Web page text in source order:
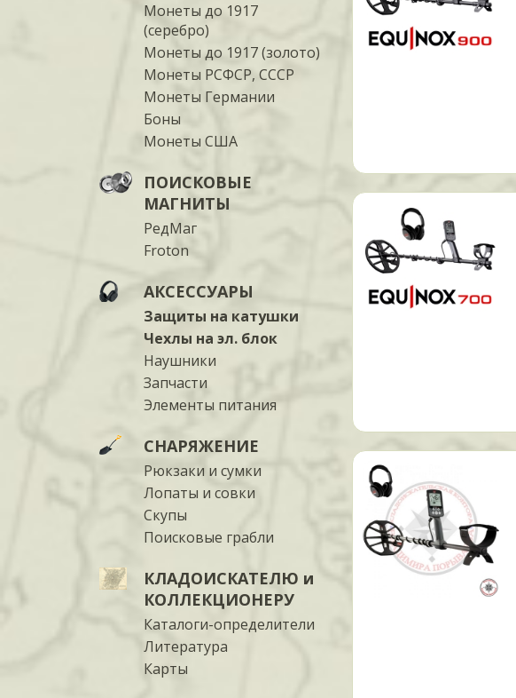
Монеты до 1917
(серебро)
Монеты до 1917 (золото)
Монеты РСФСР, СССР
Монеты Германии
Боны
Монеты США
ПОИСКОВЫЕ
МАГНИТЫ
РедМаг
Froton
АКСЕССУАРЫ
Защиты на катушки
Чехлы на эл. блок
Наушники
Запчасти
Элементы питания
СНАРЯЖЕНИЕ
Рюкзаки и сумки
Лопаты и совки
Скупы
Поисковые грабли
КЛАДОИСКАТЕЛЮ и
КОЛЛЕКЦИОНЕРУ
Каталоги-определители
Литература
Карты